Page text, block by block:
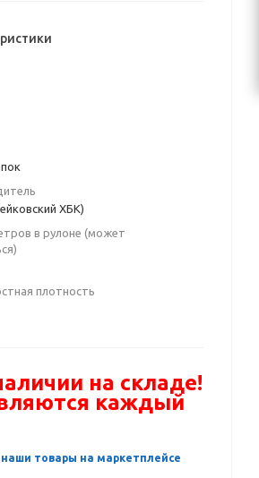
ХБК)
в рулоне (может
плотность
на складе!
каждый
товары на маркетплейсе